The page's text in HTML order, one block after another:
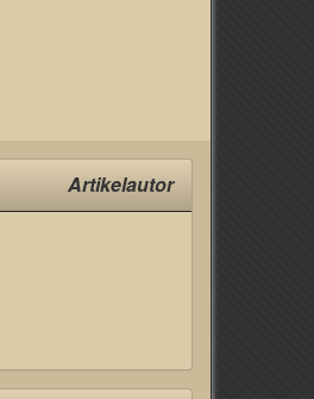
Artikelautor